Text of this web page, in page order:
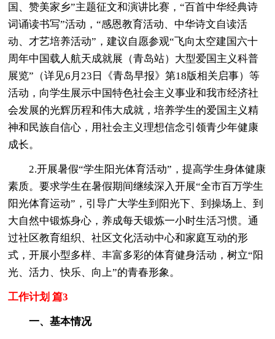
国、赞美家乡”主题征文和演讲比赛，“百首中华经典诗
词诵读书写”活动，“感恩教育活动、中华诗文自读活
动、才艺培养活动”，建议自愿参观“飞向太空建国六十
周年中国载人航天成就展（青岛站）大型爱国主义科普
展览”（详见6月23日《青岛早报》第18版相关启事）等
活动，向学生展示中国特色社会主义事业和我市经济社
会发展的光辉历程和伟大成就，培养学生的爱国主义精
神和民族自信心，用社会主义理想信念引领青少年健康
成长。
2.开展暑假“学生阳光体育活动”，提高学生身体健康
素质。要求学生在暑假期间继续深入开展“全市百万学生
阳光体育运动”，引导广大学生到阳光下、到操场上、到
大自然中锻炼身心，养成每天锻炼一小时生活习惯。通
过社区教育组织、社区文化活动中心和家庭互动的形
式，开展小型多样、丰富多彩的体育健身活动，树立“阳
光、活力、快乐、向上”的青春形象。
工作计划 篇3
一、基本情况